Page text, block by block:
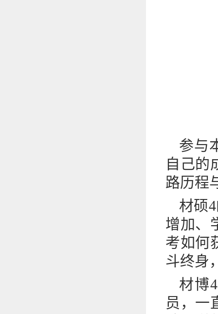
参与
自己的
路历程
材硕
增加、
考如何
斗终身
材博
员，一